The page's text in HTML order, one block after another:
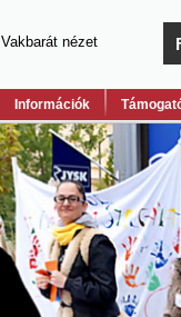
Vakbarát nézet
Információk